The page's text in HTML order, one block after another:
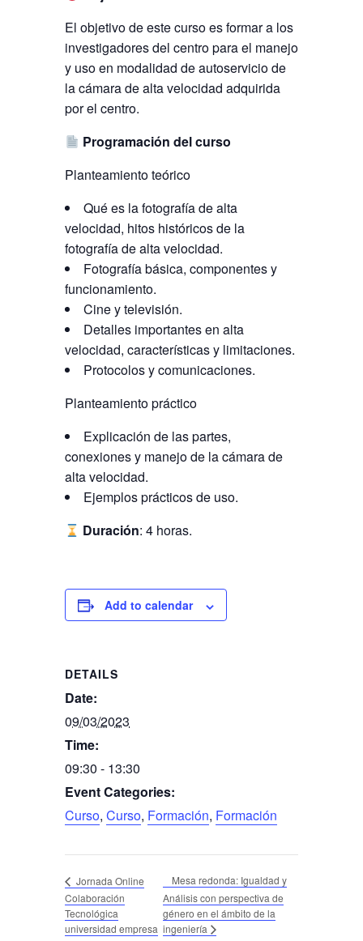
El objetivo de este curso es formar a los
investigadores del centro para el manejo
y uso en modalidad de autoservicio de
la cámara de alta velocidad adquirida
por el centro.
Programación del curso
Planteamiento teórico
Qué es la fotografía de alta
velocidad, hitos históricos de la
fotografía de alta velocidad.
Fotografía básica, componentes y
funcionamiento.
Cine y televisión.
Detalles importantes en alta
velocidad, características y limitaciones.
Protocolos y comunicaciones.
Planteamiento práctico
Explicación de las partes,
conexiones y manejo de la cámara de
alta velocidad.
Ejemplos prácticos de uso.
Duración: 4 horas.
Add to calendar
DETAILS
Date:
09/03/2023
Time:
09:30 - 13:30
Event Categories:
Curso, Curso, Formación, Formación
Jornada Online
Colaboración
Tecnológica
universidad empresa
Mesa redonda: Igualdad y
Análisis con perspectiva de
género en el ámbito de la
ingeniería